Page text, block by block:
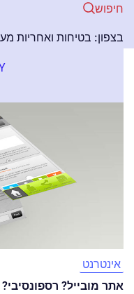
חיפוש
מקצועיים בצפון:
אינטרנט
אתר מובייל?